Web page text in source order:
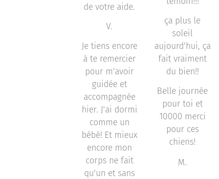
de votre aide.
V.
Je tiens encore
à te remercier
pour m'avoir
guidée et
accompagnée
hier. J'ai dormi
comme un
bébé! Et mieux
encore mon
corps ne fait
qu'un et sans
ça plus le
soleil
aujourd'hui, ça
fait vraiment
du bien!!
Belle journée
pour toi et
10000 merci
pour ces
chiens!
M.